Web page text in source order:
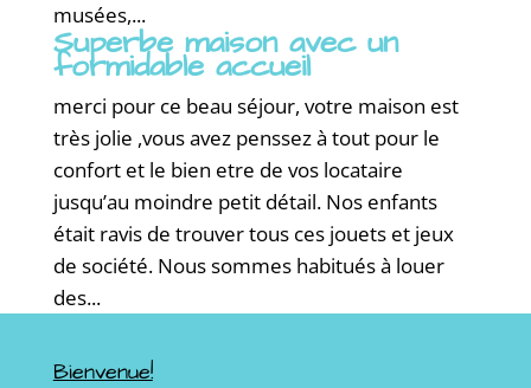
musées,...
Superbe maison avec un
formidable accueil
merci pour ce beau séjour, votre maison est
très jolie ,vous avez penssez à tout pour le
confort et le bien etre de vos locataire
jusqu’au moindre petit détail. Nos enfants
était ravis de trouver tous ces jouets et jeux
de société. Nous sommes habitués à louer
des...
Bienvenue!